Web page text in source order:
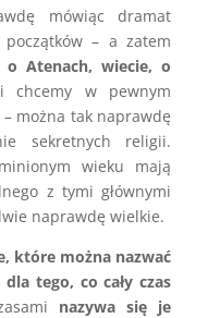
mówiąc dramat
początków – a zatem
Atenach, wiecie, o
chcemy w pewnym
można tak naprawdę
sekretnych religii.
wieku mają
z tymi głównymi
naprawdę wielkie.
które można nazwać
tego, co cały czas
nazywa się je